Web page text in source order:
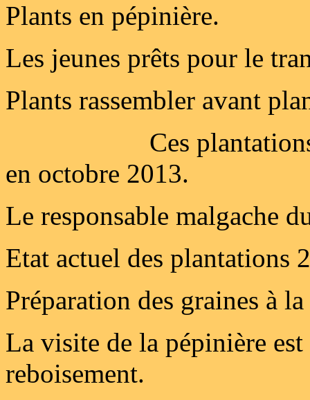
Plants en pépinière.
Les jeunes prêts pour le
Plants rassembler avant
Ces
en octobre 2013.
Le responsable malgache
Etat actuel des plantations
Préparation des graines à
La visite de la pépinière
reboisement.